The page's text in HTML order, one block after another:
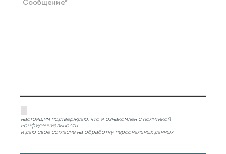
настоящим подтверждаю, что я ознакомлен с политикой
конфиденциальности
и даю свое согласие на обработку персональных данных